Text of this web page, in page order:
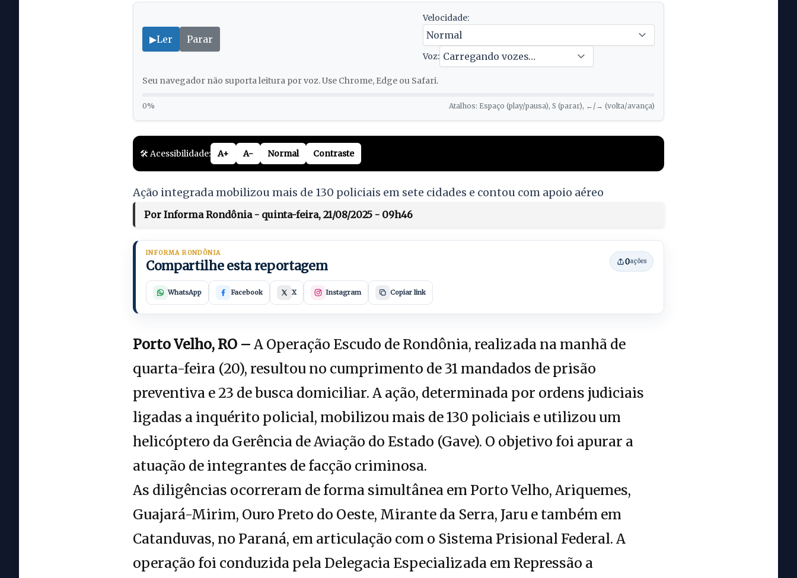
▶Ler Parar
Velocidade:
Voz:
Seu navegador não suporta leitura por voz. Use Chrome, Edge ou Safari.
0% Atalhos: Espaço (play/pausa), S (parar), ←/→ (volta/avança)
🛠️ Acessibilidade: A+ A- Normal Contraste
Ação integrada mobilizou mais de 130 policiais em sete cidades e contou com apoio aéreo
Por Informa Rondônia - quinta-feira, 21/08/2025 - 09h46
INFORMA RONDÔNIA
Compartilhe esta reportagem 0ações
WhatsApp Facebook X Instagram Copiar link
Porto Velho, RO – A Operação Escudo de Rondônia, realizada na manhã de
quarta-feira (20), resultou no cumprimento de 31 mandados de prisão
preventiva e 23 de busca domiciliar. A ação, determinada por ordens judiciais
ligadas a inquérito policial, mobilizou mais de 130 policiais e utilizou um
helicóptero da Gerência de Aviação do Estado (Gave). O objetivo foi apurar a
atuação de integrantes de facção criminosa.
As diligências ocorreram de forma simultânea em Porto Velho, Ariquemes,
Guajará-Mirim, Ouro Preto do Oeste, Mirante da Serra, Jaru e também em
Catanduvas, no Paraná, em articulação com o Sistema Prisional Federal. A
operação foi conduzida pela Delegacia Especializada em Repressão a